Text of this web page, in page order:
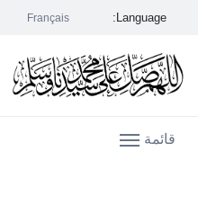
Language:
Français
قائمة